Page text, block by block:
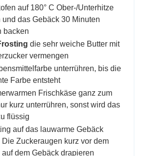
auf 180° C Ober-/Unterhitze
und das Gebäck 30 Minuten
backen
die sehr weiche Butter mit
vermengen
unterrühren, bis die
Farbe entsteht
Frischkäse ganz zum
kurz unterrühren, sonst wird das
flüssig
auf das lauwarme Gebäck
Die Zuckeraugen kurz vor dem
dem Gebäck drapieren